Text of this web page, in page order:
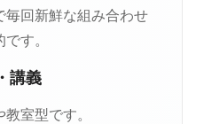
毎回新鮮な組み合わせ
す。
講義
室型です。